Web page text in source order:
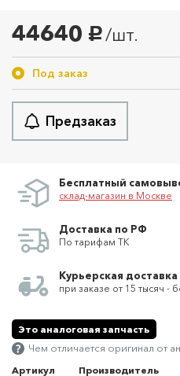
44640 руб. /шт.
Под заказ
Предзаказ
Бесплатный
склад-магазин в Москве
Доставка по РФ
По тарифам ТК
Курьерская
при заказе от 15 тысяч -
Это аналоговая запчасть
Чем отличается оригинал от
Артикул
Производитель